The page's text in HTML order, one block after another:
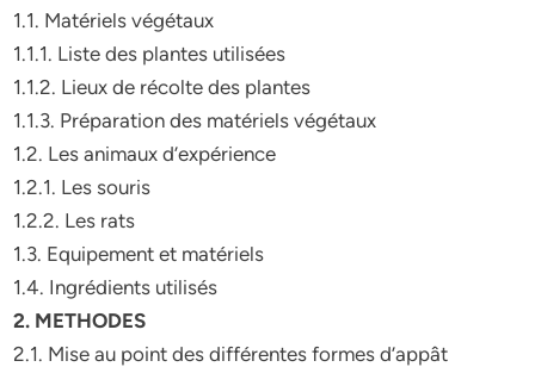
1.1. Matériels végétaux
1.1.1. Liste des plantes utilisées
1.1.2. Lieux de récolte des plantes
1.1.3. Préparation des matériels végétaux
1.2. Les animaux d’expérience
1.2.1. Les souris
1.2.2. Les rats
1.3. Equipement et matériels
1.4. Ingrédients utilisés
2. METHODES
2.1. Mise au point des différentes formes d’appât